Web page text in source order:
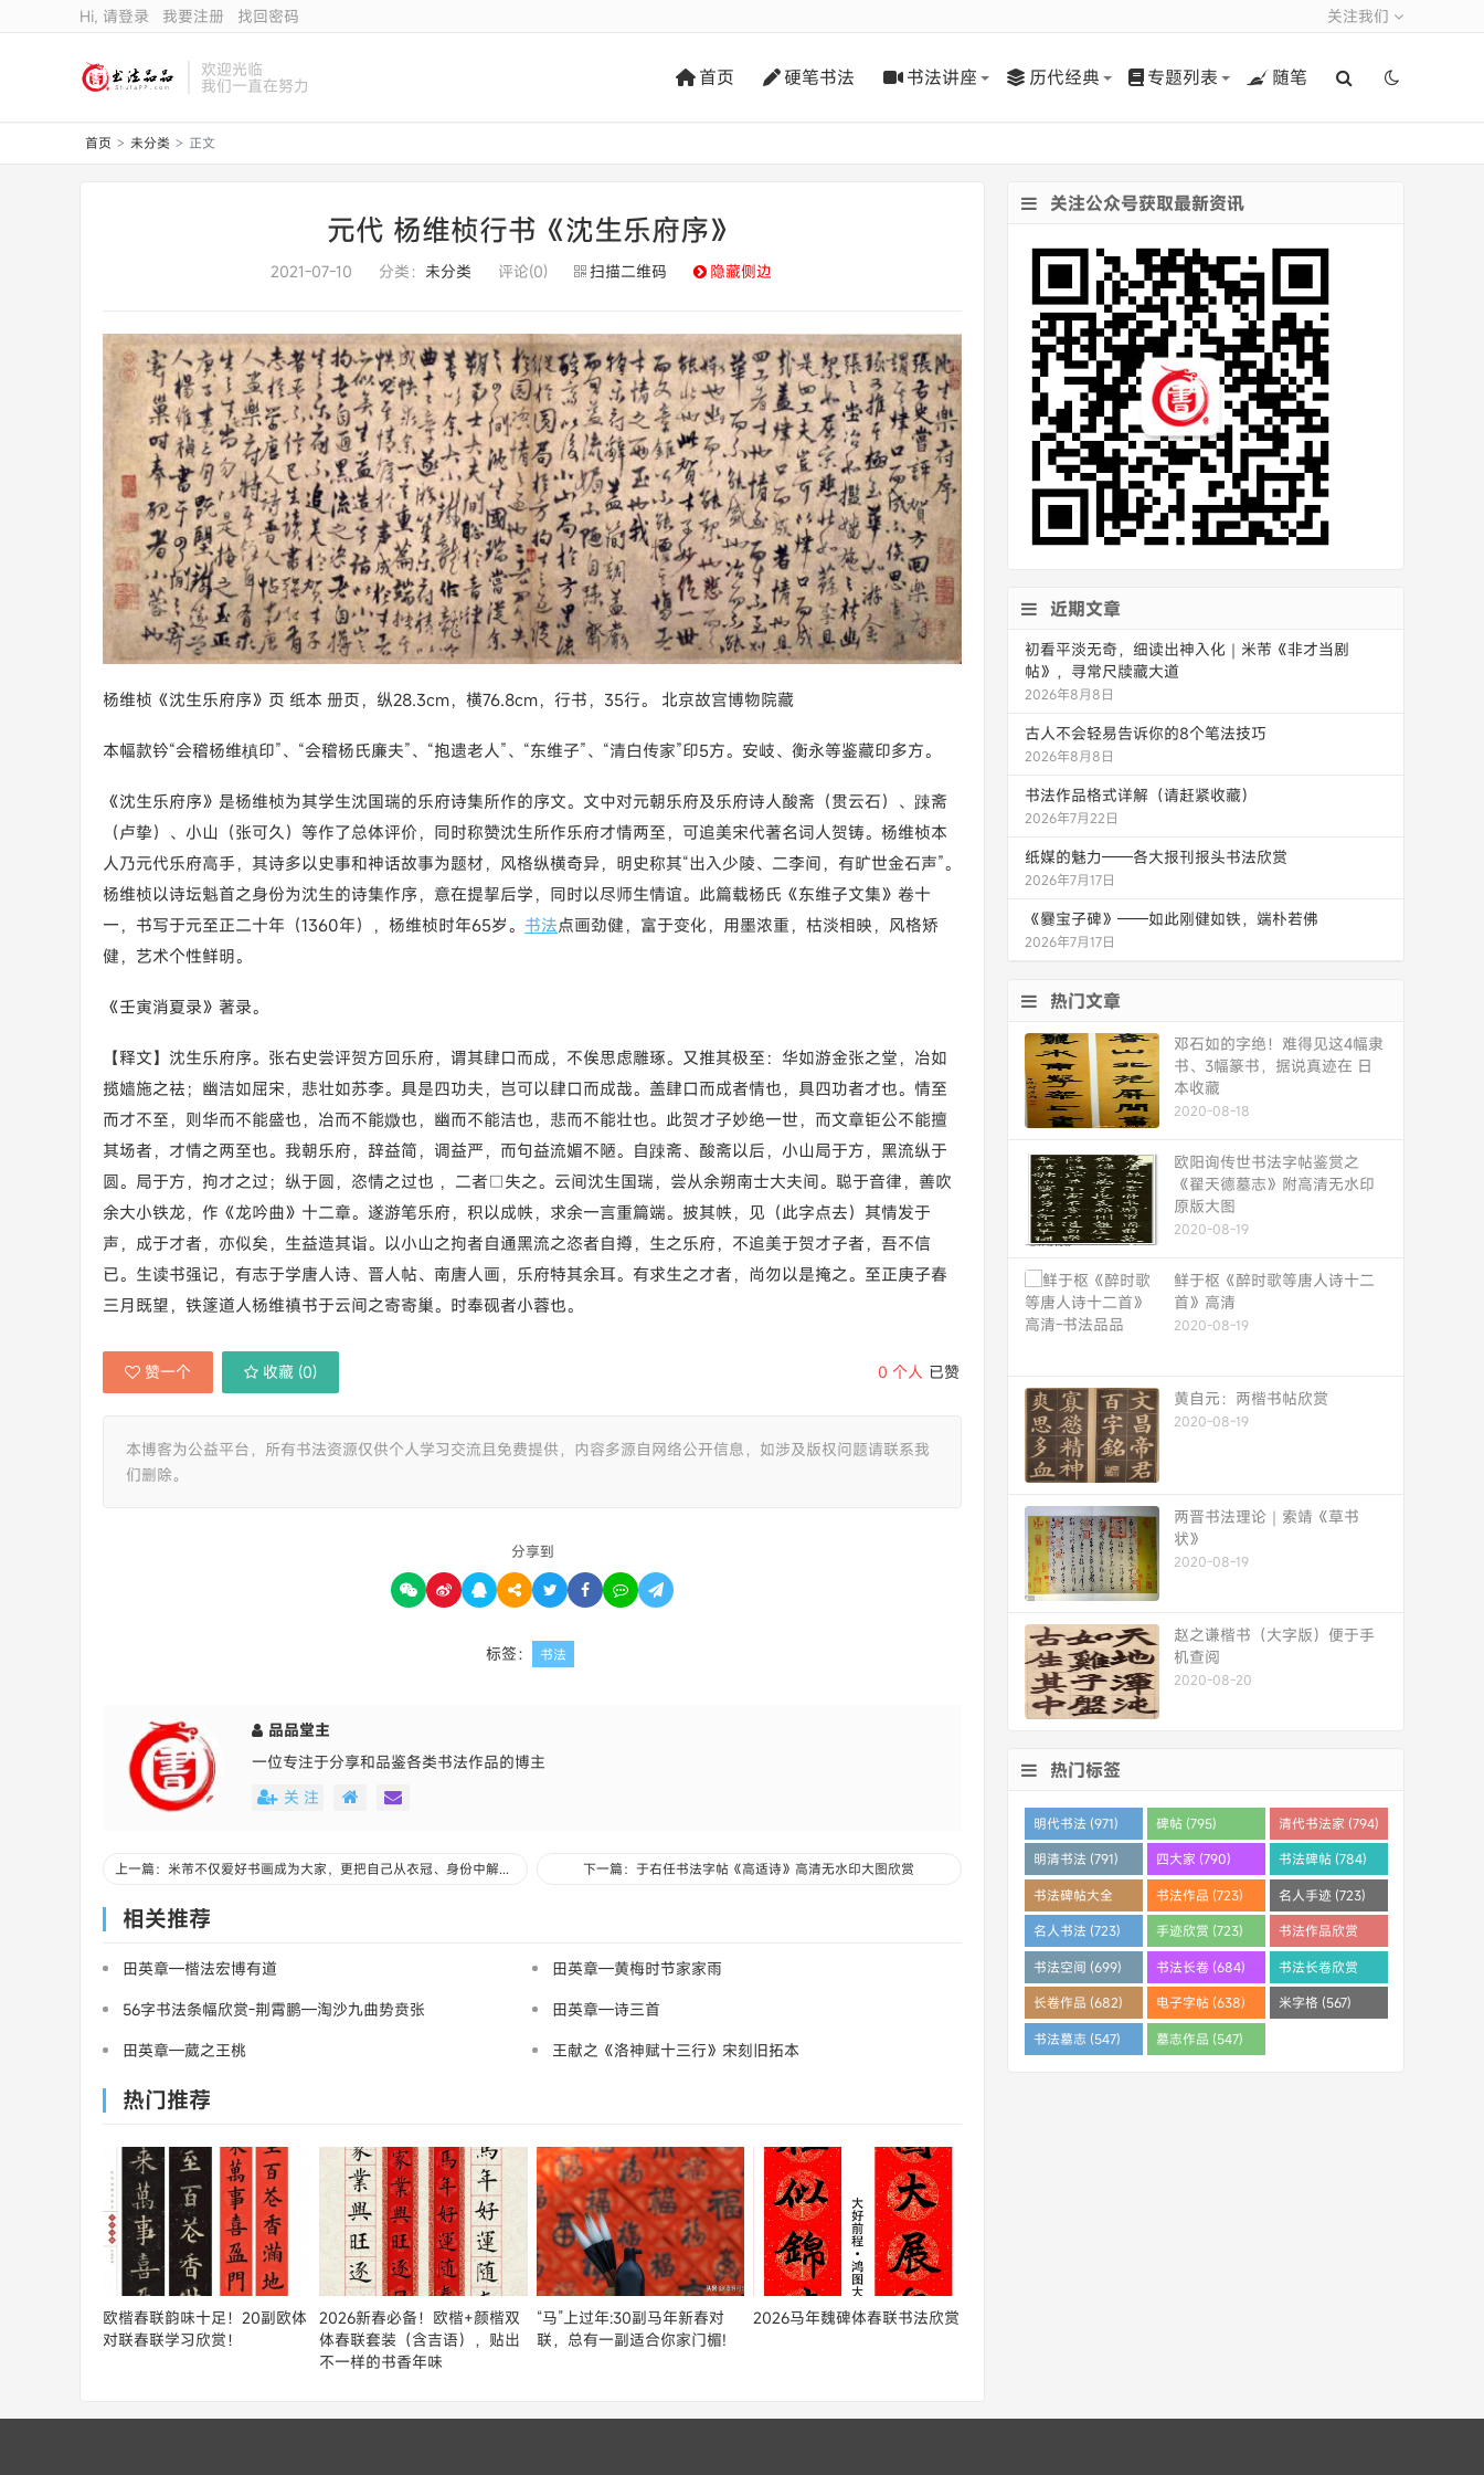
关注我们
Hi, 请登录 我要注册 找回密码
欢迎光临
我们一直在努力 首页 硬笔书法 书法讲座 历代经典 专题列表 随笔
首页 > 未分类 > 正文
元代 杨维桢行书《沈生乐府序》
2021-07-10 分类： 未分类 评论(0) 扫描二维码 隐藏侧边
杨维桢《沈生乐府序》页 纸本 册页，纵28.3cm，横76.8cm，行书，35行。 北京故宫博物院藏
本幅款钤“会稽杨维槙印”、“会稽杨氏廉夫”、“抱遗老人”、“东维子”、“清白传家”印5方。安岐、衡永等鉴藏印多方。
《沈生乐府序》是杨维桢为其学生沈国瑞的乐府诗集所作的序文。文中对元朝乐府及乐府诗人酸斋（贯云石）、踈斋
（卢挚）、小山（张可久）等作了总体评价，同时称赞沈生所作乐府才情两至，可追美宋代著名词人贺铸。杨维桢本
人乃元代乐府高手，其诗多以史事和神话故事为题材，风格纵横奇异，明史称其“出入少陵、二李间，有旷世金石声”。
杨维桢以诗坛魁首之身份为沈生的诗集作序，意在提挈后学，同时以尽师生情谊。此篇载杨氏《东维子文集》卷十
一，书写于元至正二十年（1360年），杨维桢时年65岁。 书法点画劲健，富于变化，用墨浓重，枯淡相映，风格矫
健，艺术个性鲜明。
《壬寅消夏录》著录。
【释文】沈生乐府序。张右史尝评贺方回乐府，谓其肆口而成，不俟思虑雕琢。又推其极至：华如游金张之堂，冶如
揽嫱施之祛；幽洁如屈宋，悲壮如苏李。具是四功夫，岂可以肆口而成哉。盖肆口而成者情也，具四功者才也。情至
而才不至，则华而不能盛也，冶而不能媺也，幽而不能洁也，悲而不能壮也。此贺才子妙绝一世，而文章钜公不能擅
其场者，才情之两至也。我朝乐府，辞益简，调益严，而句益流媚不陋。自踈斋、酸斋以后，小山局于方，黑流纵于
圆。局于方，拘才之过；纵于圆，恣情之过也 ，二者□失之。云间沈生国瑞，尝从余朔南士大夫间。聪于音律，善吹
余大小铁龙，作《龙吟曲》十二章。遂游笔乐府，积以成帙，求余一言重篇端。披其帙，见（此字点去）其情发于
声，成于才者，亦似矣，生益造其诣。以小山之拘者自通黑流之恣者自撙，生之乐府，不追美于贺才子者，吾不信
已。生读书强记，有志于学唐人诗、晋人帖、南唐人画，乐府特其余耳。有求生之才者，尚勿以是掩之。至正庚子春
三月既望，铁篴道人杨维禛书于云间之寄寄巢。时奉砚者小蓉也。
0 个人 已赞
赞一个 收藏 (0)
本博客为公益平台，所有书法资源仅供个人学习交流且免费提供，内容多源自网络公开信息，如涉及版权问题请联系我
们删除。
分享到
标签： 书法
品品堂主
一位专注于分享和品鉴各类书法作品的博主
关 注
上一篇：米芾不仅爱好书画成为大家，更把自己从衣冠、身份中解放出来 下一篇：于右任书法字帖《高适诗》高清无水印大图欣赏
相关推荐
田英章—楷法宏博有道
田英章—黄梅时节家家雨
56字书法条幅欣赏-荆霄鹏—淘沙九曲势贲张
田英章—诗三首
田英章—葳之王桃
王献之《洛神赋十三行》宋刻旧拓本
热门推荐
欧楷春联韵味十足！20副欧体
对联春联学习欣赏！
2026新春必备！欧楷+颜楷双
体春联套装（含吉语），贴出
不一样的书香年味
“马”上过年:30副马年新春对
联，总有一副适合你家门楣!
2026马年魏碑体春联书法欣赏
关注公众号获取最新资讯
近期文章
初看平淡无奇，细读出神入化｜米芾《非才当剧
帖》，寻常尺牍藏大道
2026年8月8日
古人不会轻易告诉你的8个笔法技巧
2026年8月8日
书法作品格式详解（请赶紧收藏）
2026年7月22日
纸媒的魅力——各大报刊报头书法欣赏
2026年7月17日
《爨宝子碑》——如此刚健如铁，端朴若佛
2026年7月17日
热门文章
邓石如的字绝！难得见这4幅隶
书、3幅篆书，据说真迹在 日
本收藏
2020-08-18
欧阳询传世书法字帖鉴赏之
《翟天德墓志》附高清无水印
原版大图
2020-08-19
鲜于枢《醉时歌等唐人诗十二
首》高清
2020-08-19
黄自元：两楷书帖欣赏
2020-08-19
两晋书法理论｜索靖《草书
状》
2020-08-19
赵之谦楷书（大字版）便于手
机查阅
2020-08-20
热门标签
明代书法 (971) 碑帖 (795) 清代书法家 (794)
明清书法 (791) 四大家 (790) 书法碑帖 (784)
书法碑帖大全
(784)
书法作品 (723) 名人手迹 (723)
名人书法 (723) 手迹欣赏 (723)
书法作品欣赏
(710)
书法空间 (699) 书法长卷 (684)
书法长卷欣赏
(682)
长卷作品 (682) 电子字帖 (638) 米字格 (567)
书法墓志 (547) 墓志作品 (547)